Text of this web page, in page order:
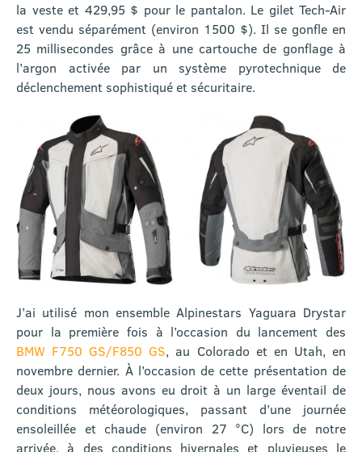
la veste et 429,95 $ pour le pantalon. Le gilet Tech-Air
est vendu séparément (environ 1500 $). Il se gonfle en
25 millisecondes grâce à une cartouche de gonflage à
l’argon activée par un système pyrotechnique de
déclenchement sophistiqué et sécuritaire.
J’ai utilisé mon ensemble Alpinestars Yaguara Drystar
pour la première fois à l’occasion du lancement des
BMW F750 GS/F850 GS, au Colorado et en Utah, en
novembre dernier. À l’occasion de cette présentation de
deux jours, nous avons eu droit à un large éventail de
conditions météorologiques, passant d’une journée
ensoleillée et chaude (environ 27 °C) lors de notre
arrivée, à des conditions hivernales et pluvieuses le